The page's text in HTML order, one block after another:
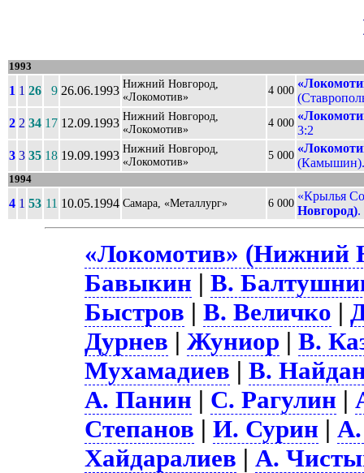
1993
1 1 26 9 26.06.1993 Нижний Новгород,
«Локомотив»
4 000
2 2 34 17 12.09.1993 Нижний Новгород,
«Локомотив»
4 000
3:2
3 3 35 18 19.09.1993 Нижний Новгород,
«Локомотив»
5 000
1994
4 1 53 11 10.05.1994 Самара, «Металлург» 6 000
«Крылья
Новгород).
«Локомотив» (Нижний
Бавыкин |В.
Быстров |В. Величко |
Дурнев |Жуниор |В.
Мухамадиев |В.
А. Панин | С. Рагулин |
Степанов |И. Сурин |
Хайдаралиев |А.